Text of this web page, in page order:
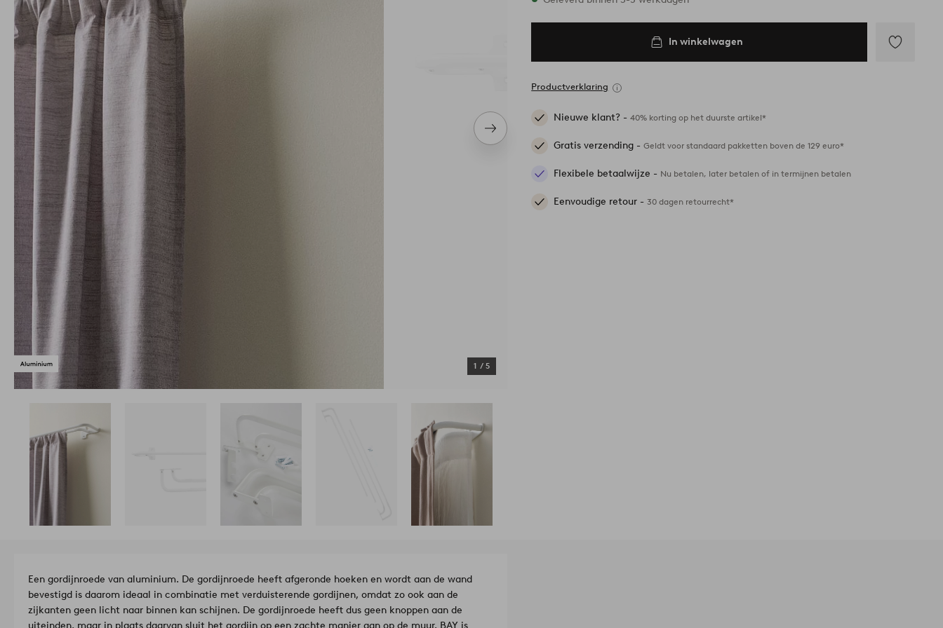
Volgend
item
1 / 5
In winkelwagen
Productverklaring
Nieuwe klant? -40% korting op het duurste artikel*
Gratis verzending -Geldt voor standaard pakketten boven de 129 euro*
Flexibele betaalwijze - Nu betalen, later betalen of in termijnen betalen
Eenvoudige retour -30 dagen retourrecht*
Een gordijnroede van aluminium. De gordijnroede heeft afgeronde hoeken en wordt aan de wand
bevestigd is daarom ideaal in combinatie met verduisterende gordijnen, omdat zo ook aan de
zijkanten geen licht naar binnen kan schijnen. De gordijnroede heeft dus geen knoppen aan de
uiteinden, maar in plaats daarvan sluit het gordijn op een zachte manier aan op de muur. BAY is